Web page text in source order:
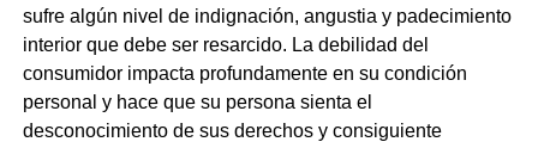
sufre algún nivel de indignación, angustia y padecimiento
interior que debe ser resarcido. La debilidad del
consumidor impacta profundamente en su condición
personal y hace que su persona sienta el
desconocimiento de sus derechos y consiguiente